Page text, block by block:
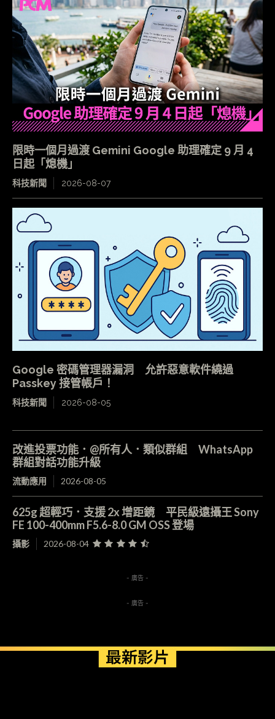
限時一個月過渡 Gemini Google 助理確定 9 月 4
日起「熄機」
科技新聞 2026-08-07
Google 密碼管理器漏洞 允許惡意軟件繞過
Passkey 接管帳戶！
科技新聞 2026-08-05
改進投票功能．@所有人．類似群組 WhatsApp
群組對話功能升級
流動應用 2026-08-05
625g 超輕巧．支援 2x 增距鏡 平民級遠攝王 Sony
FE 100-400mm F5.6-8.0 GM OSS 登場
攝影 2026-08-04
- 廣告 -
- 廣告 -
最新影片